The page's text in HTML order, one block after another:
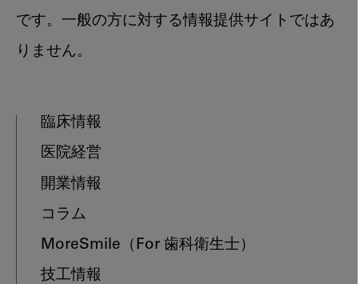
です。一般の方に対する情報提供サイトではあ
りません。
臨床情報
医院経営
開業情報
コラム
MoreSmile （For 歯科衛生士）
技工情報